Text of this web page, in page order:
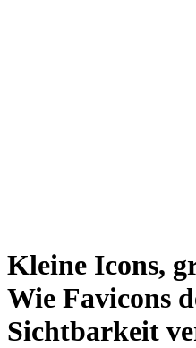
Kleine Icons,
Wie Favicons
Sichtbarkeit